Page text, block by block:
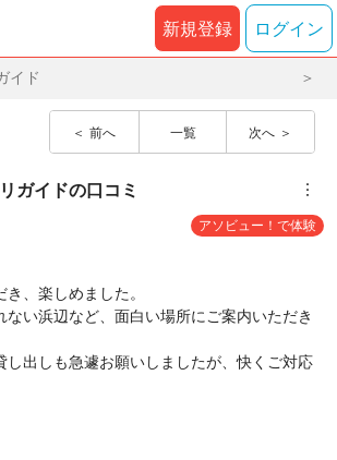
新規登録 ログイン
イド
前へ 一覧 次へ
ガイドの口コミ ︙
アソビュー！で体験
、楽しめました。
ない浜辺など、面白い場所にご案内いただき
し出しも急遽お願いしましたが、快くご対応